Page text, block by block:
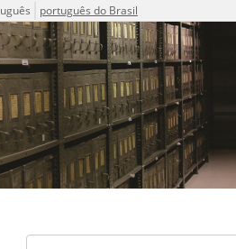
português do Brasil
do acervo do Arquivo Público do